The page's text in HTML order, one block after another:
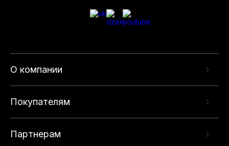
О компании
Покупателям
Партнерам